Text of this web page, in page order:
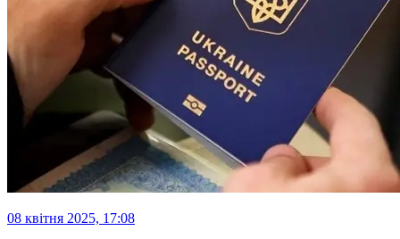
08 квітня 2025, 17:08